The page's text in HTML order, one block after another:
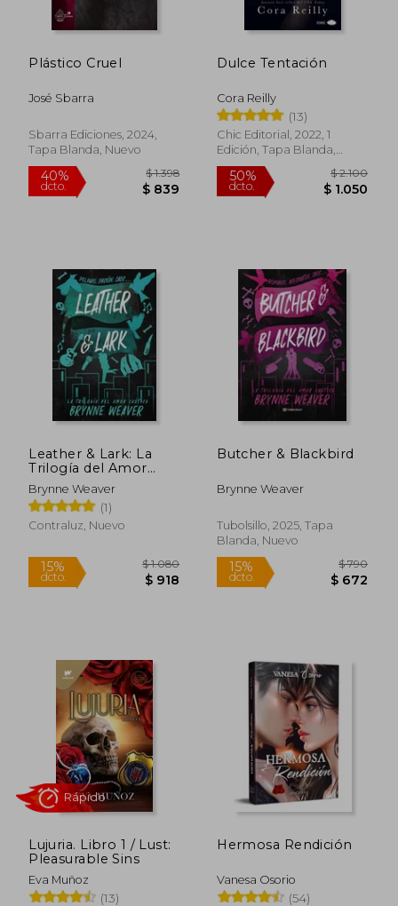
Plástico Cruel
José Sbarra
Sbarra Ediciones, 2024,
Tapa Blanda, Nuevo
dcto.
Dulce Tentación
Cora Reilly
(13)
Chic Editorial, 2022, 1
Edición, Tapa Blanda,
Nuevo
dcto.
Leather & Lark: La
Trilogía del Amor
Caótico 2
Brynne Weaver
(1)
Contraluz, Nuevo
Butcher & Blackbird
Brynne Weaver
Tubolsillo, 2025, Tapa
Blanda, Nuevo
Lujuria. Libro 1 / Lust:
Pleasurable Sins
Eva Muñoz
(13)
Hermosa Rendición
Vanesa Osorio
(54)